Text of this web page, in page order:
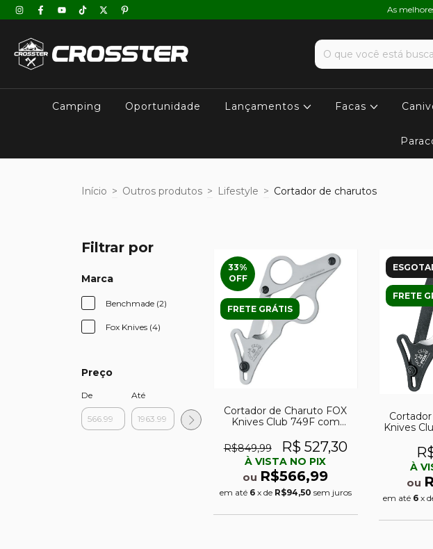
As
Camping Oportunidade Lançamentos Facas
Início > Outros produtos > Lifestyle > Cortador de charutos
Filtrar por
Marca
Benchmade (2)
Fox Knives (4)
Preço
De Até
33%
OFF
FRETE GRÁTIS
Cortador de Charuto FOX
Knives Club 749F com
R$849,99
R$ 527,30
À VISTA NO PIX
ou R$566,99
em até 6 x de R$94,50 sem juros
FRETE
Knives
À
ou
em até 6 x